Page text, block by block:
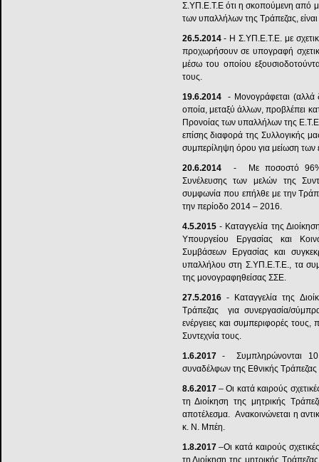
Σ.ΥΠ.Ε.Τ.Ε ότι η σκοπούμενη από
των υπαλλήλων της Τράπεζας,
26.5.2014- Η Σ.ΥΠ.Ε.Τ.Ε. με
προχωρήσουν σε υπογραφή
μέσω του οποίου
τους.
19.6.2014- Μονογράφεται (αλλά
οποία, μεταξύ άλλων, προβλέπει
Προνοίας των υπαλλήλων της
επίσης διαφορά της Συλλογικής
συμπερίληψη όρου για μείωση των
20.6.2014
- Με ποσοστό 96%
Συνέλευσης των μελών της
συμφωνία που επήλθε με την
την περίοδο 2014 – 2016.
4.5.2015- Καταγγελία της
Υπουργείου Εργασίας και
Συμβάσεων Εργασίας και
υπαλλήλου στη Σ.ΥΠ.Ε.Τ.Ε., τα
της μονογραφηθείσας ΣΣΕ.
27.5.2016- Καταγγελία της
Τράπεζας για συνεργασία/
ενέργειες και συμπεριφορές
Συντεχνία τους.
1.6.2017- Συμπληρώνονται 10
συναδέλφων της Εθνικής
8.6.2017– Οι κατά καιρούς
τη Διοίκηση της μητρικής
αποτέλεσμα. Ανακοινώνεται η
κ. Ν. Μπέη.
1.8.2017–Οι κατά καιρούς